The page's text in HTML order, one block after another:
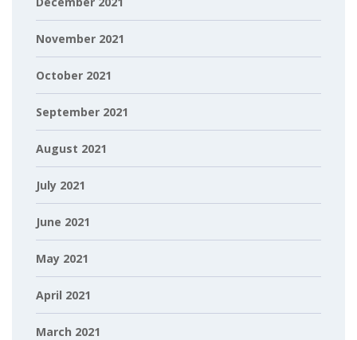
November 2021
October 2021
September 2021
August 2021
July 2021
June 2021
May 2021
April 2021
March 2021